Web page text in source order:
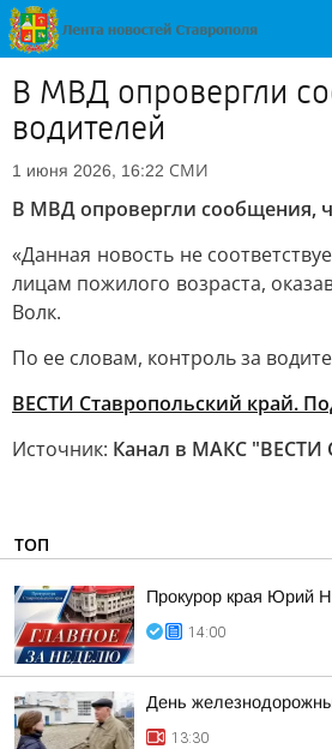
В МВД опровергли
водителей
1 июня 2026, 16:22 СМИ
В МВД опровергли сообщения,
«Данная новость не
лицам пожилого возраста,
Волк.
По ее словам, контроль за
ВЕСТИ Ставропольский край.
Источник: Канал в МАКС "ВЕСТИ
ТОП
Прокурор края Юрий
14:00
День
13:30